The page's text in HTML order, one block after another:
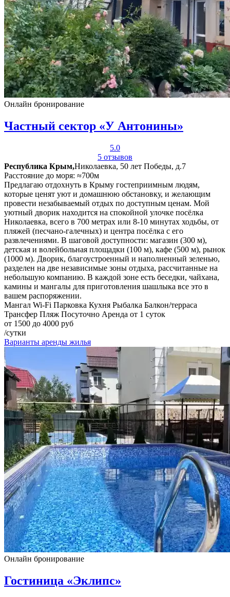
Онлайн бронирование
Частный сектор «У Антонины»
5.0
5 отзывов
Республика Крым,Николаевка, 50 лет Победы, д.7
Расстояние до моря: ≈700м
Предлагаю отдохнуть в Крыму гостеприимным людям,
которые ценят уют и домашнюю обстановку, и желающим
провести незабываемый отдых по доступным ценам. Мой
уютный дворик находится на спокойной улочке посёлка
Николаевка, всего в 700 метрах или 8-10 минутах ходьбы, от
пляжей (песчано-галечных) и центра посёлка с его
развлечениями. В шаговой доступности: магазин (300 м),
детская и волейбольная площадки (100 м), кафе (500 м), рынок
(1000 м). Дворик, благоустроенный и наполненный зеленью,
разделен на две независимые зоны отдыха, рассчитанные на
небольшую компанию. В каждой зоне есть беседки, чайхана,
камины и мангалы для приготовления шашлыка все это в
вашем распоряжении.
Мангал Wi-Fi Парковка Кухня Рыбалка Балкон/терраса
Трансфер Пляж Посуточно Аренда от 1 суток
от 1500 до 4000 руб
/сутки
Варианты аренды жилья
Онлайн бронирование
Гостиница «Эклипс»